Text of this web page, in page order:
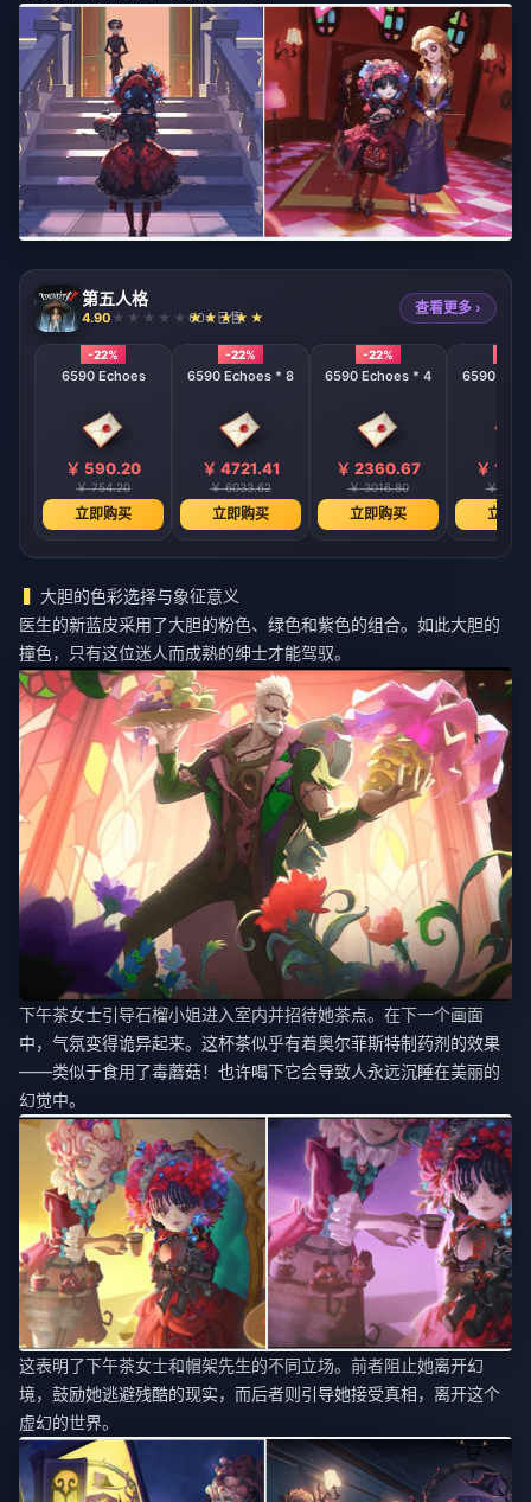
第五人格
4.90 604 已售
查看更多 ›
-22%
6590 Echoes
￥ 590.20
￥ 754.20
立即购买
-22%
6590 Echoes * 8
￥ 4721.41
￥ 6033.62
立即购买
-22%
6590 Echoes * 4
￥ 2360.67
￥ 3016.80
立即购买
6590
￥
￥
立即
大胆的色彩选择与象征意义
医生的新蓝皮采用了大胆的粉色、绿色和紫色的组合。如此大胆的
撞色，只有这位迷人而成熟的绅士才能驾驭。
下午茶女士引导石榴小姐进入室内并招待她茶点。在下一个画面
中，气氛变得诡异起来。这杯茶似乎有着奥尔菲斯特制药剂的效果
——类似于食用了毒蘑菇！也许喝下它会导致人永远沉睡在美丽的
幻觉中。
这表明了下午茶女士和帽架先生的不同立场。前者阻止她离开幻
境，鼓励她逃避残酷的现实，而后者则引导她接受真相，离开这个
虚幻的世界。